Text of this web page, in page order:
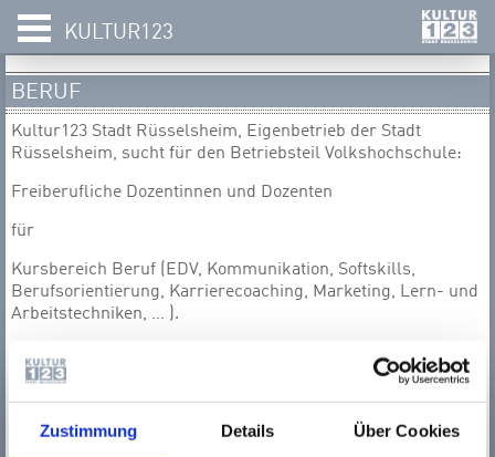
Zustimmung Details Über Cookies
KULTUR123
BERUF
Kultur123 Stadt Rüsselsheim, Eigenbetrieb der Stadt
Rüsselsheim, sucht für den Betriebsteil Volkshochschule:
Freiberufliche Dozentinnen und Dozenten
für
Kursbereich Beruf (EDV, Kommunikation, Softskills,
Berufsorientierung, Karrierecoaching, Marketing, Lern- und
Arbeitstechniken, … ).
Voraussetzungen: